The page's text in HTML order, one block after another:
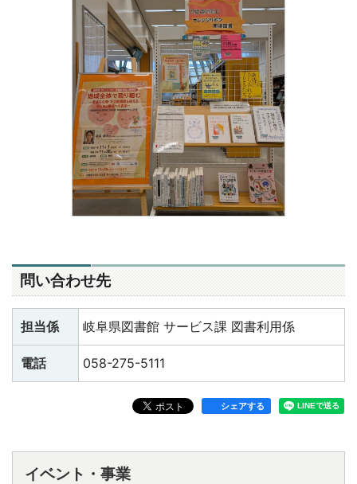
問い合わせ先
担当係 岐阜県図書館 サービス課 図書利用係
電話 058-275-5111
シェアする
イベント・事業